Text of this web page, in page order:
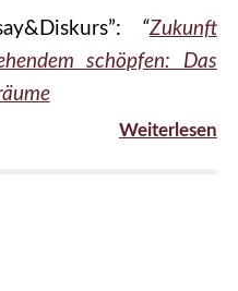
“Zukunft
schöpfen: Das
Weiterlesen